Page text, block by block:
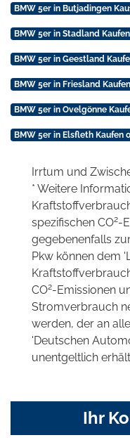
BMW 5er in Butjadingen
BMW 5er in Stadland
BMW 5er in Geestland
BMW 5er in Friesland
BMW 5er in Ovelgönne
BMW 5er in Elsfleth Kaufen
Irrtum und
* Weitere
spezifischen CO2-
gegebenenfalls
Pkw können dem
CO2-Emissionen
Stromverbrauch
werden, der an
'Deutschen
unentgeltlich
Ihr